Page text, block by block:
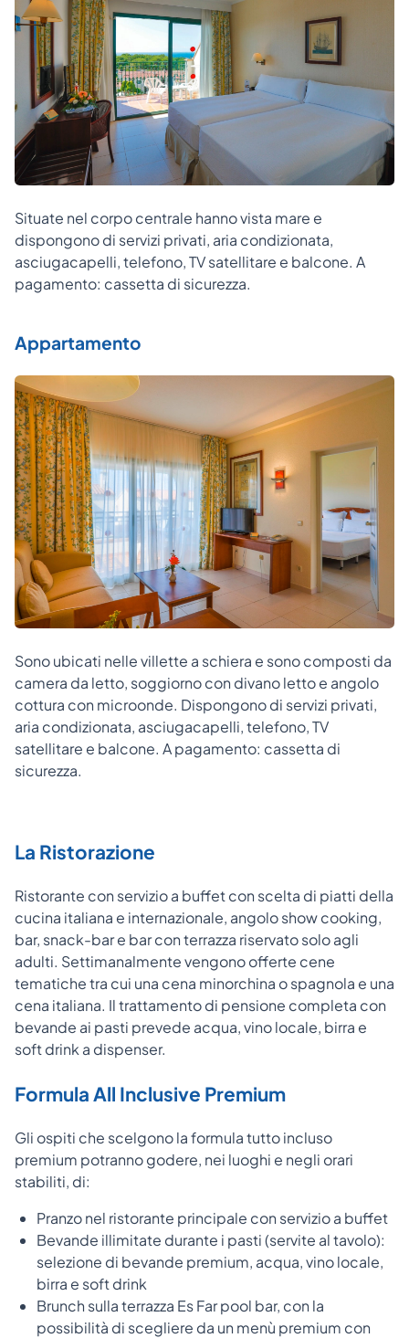
Situate nel corpo centrale hanno vista mare e
dispongono di servizi privati, aria condizionata,
asciugacapelli, telefono, TV satellitare e balcone. A
pagamento: cassetta di sicurezza.
Appartamento
Sono ubicati nelle villette a schiera e sono composti da
camera da letto, soggiorno con divano letto e angolo
cottura con microonde. Dispongono di servizi privati,
aria condizionata, asciugacapelli, telefono, TV
satellitare e balcone. A pagamento: cassetta di
sicurezza.
La Ristorazione
Ristorante con servizio a buffet con scelta di piatti della
cucina italiana e internazionale, angolo show cooking,
bar, snack-bar e bar con terrazza riservato solo agli
adulti. Settimanalmente vengono offerte cene
tematiche tra cui una cena minorchina o spagnola e una
cena italiana. Il trattamento di pensione completa con
bevande ai pasti prevede acqua, vino locale, birra e
soft drink a dispenser.
Formula All Inclusive Premium
Gli ospiti che scelgono la formula tutto incluso
premium potranno godere, nei luoghi e negli orari
stabiliti, di:
Pranzo nel ristorante principale con servizio a buffet
Bevande illimitate durante i pasti (servite al tavolo):
selezione di bevande premium, acqua, vino locale,
birra e soft drink
Brunch sulla terrazza Es Far pool bar, con la
possibilità di scegliere da un menù premium con